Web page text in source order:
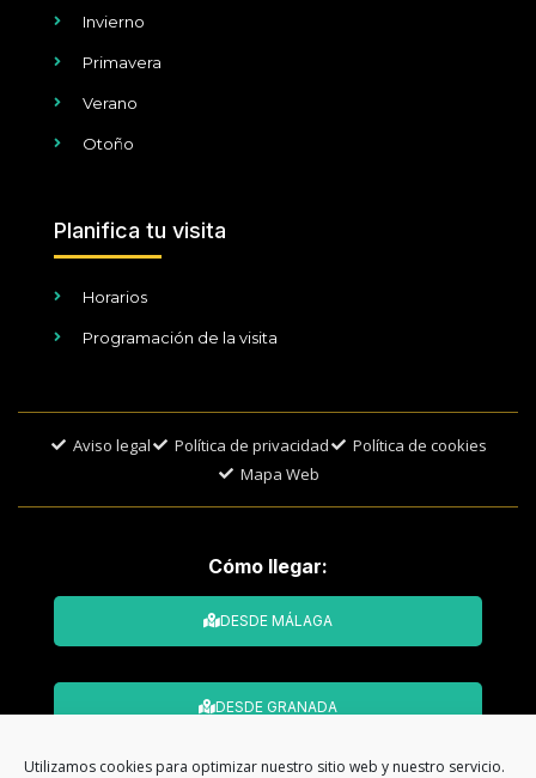
Utilizamos cookies para optimizar nuestro sitio web y nuestro servicio.
Invierno
Primavera
Verano
Otoño
Planifica tu visita
Horarios
Programación de la visita
Aviso legal Política de privacidad
Política de cookies
Mapa Web
Cómo llegar:
DESDE MÁLAGA
DESDE GRANADA